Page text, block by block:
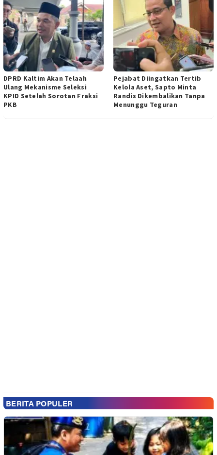
DPRD Kaltim Akan Telaah
Ulang Mekanisme Seleksi
KPID Setelah Sorotan Fraksi
PKB
Pejabat Diingatkan Tertib
Kelola Aset, Sapto Minta
Randis Dikembalikan Tanpa
Menunggu Teguran
BERITA POPULER